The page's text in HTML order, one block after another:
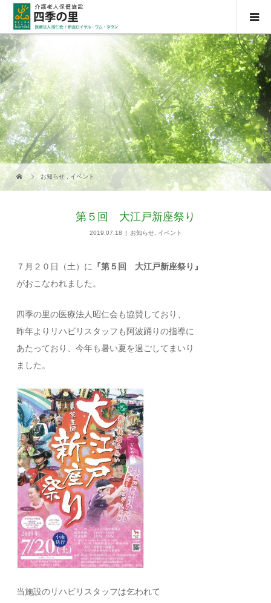
お知らせ ,イベント
第５回 大江戸新座祭り
2019.07.18 お知らせ, イベント
７月２０日（土）に
『第５回 大江戸新座祭り』
がおこなわれました。
四季の里の医療法人昭仁会も協賛しており、
昨年よりリハビリスタッフも阿波踊りの指導に
あたっており、今年も暑い夏を過ごしてまいり
ました。
当施設のリハビリスタッフは乞われて